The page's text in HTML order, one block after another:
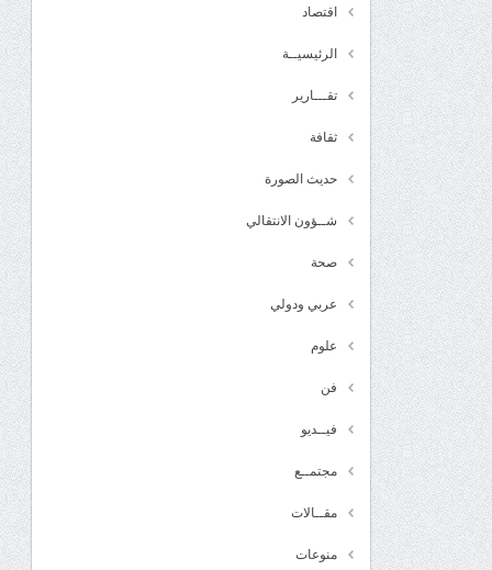
اقتصاد
الرئيسيــة
تقـــارير
ثقافة
حديث الصورة
شــؤون الانتقالي
صحة
عربي ودولي
علوم
فن
فيــديو
مجتمــع
مقــالات
منوعات